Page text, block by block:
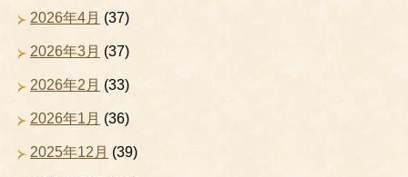
2026年4月 (37)
2026年3月 (37)
2026年2月 (33)
2026年1月 (36)
2025年12月 (39)